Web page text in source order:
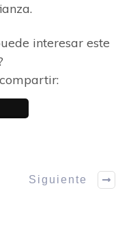
interesar este
Siguiente